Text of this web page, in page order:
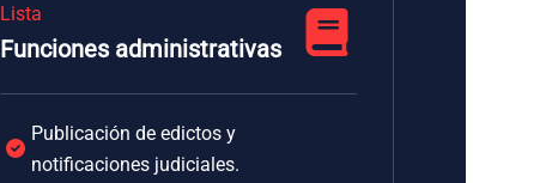
Lista
Funciones administrativas
Publicación de edictos y
notificaciones judiciales.